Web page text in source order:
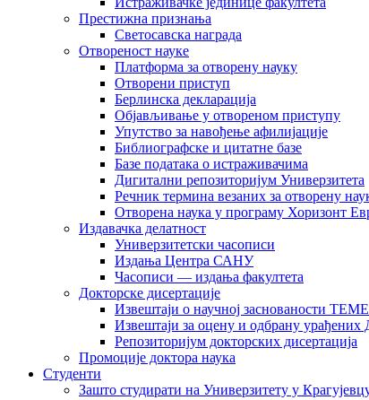
Престижна признања
Светосавска награда
Отвореност науке
Платформа за отворену науку
Отворени приступ
Берлинска декларација
Објављивање у отвореном приступу
Упутство за навођење афилијације
Библиографске и цитатне базе
Базе података о истраживачима
Дигитални репозиторијум Универзитета
Рeчник термина везаних за отворену
Отворена наука у програму Хоризонт
Издавачка делатност
Универзитетски часописи
Издања Центра САНУ
Часописи — издања факултета
Докторске дисертације
Извештаји о научној заснованости
Извештаји за оцену и одбрану
Репозиторијум докторских дисертација
Промоције доктора наука
Студенти
Зашто студирати на Универзитету у